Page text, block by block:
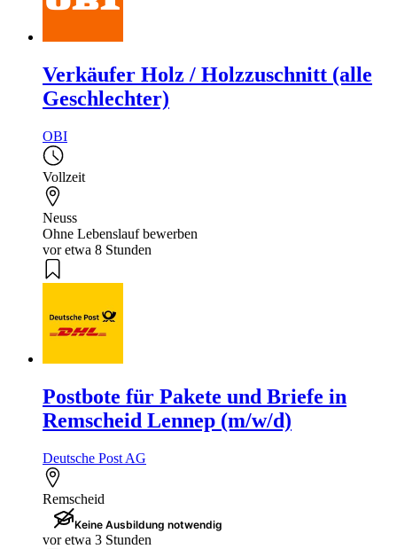
Verkäufer Holz / Holzzuschnitt (alle
Geschlechter)
OBI
Vollzeit
Neuss
Ohne Lebenslauf bewerben
vor etwa 8 Stunden
Postbote für Pakete und Briefe in
Remscheid Lennep (m/w/d)
Deutsche Post AG
Remscheid
Keine Ausbildung notwendig
vor etwa 3 Stunden